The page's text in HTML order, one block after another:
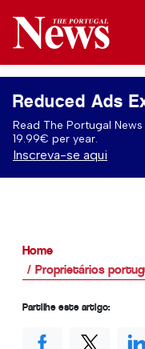
Reduced Ads
Read The Portugal
19.99€ per year.
Inscreva-se aqui
Home
Proprietários
Partilhe este artigo: